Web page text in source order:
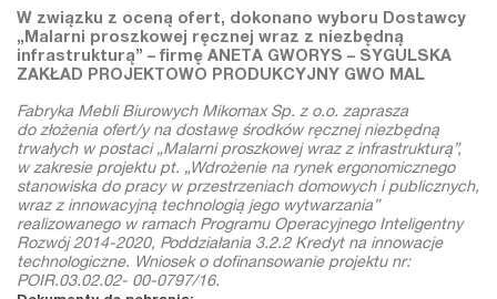
W związku z oceną ofert, dokonano wyboru Dostawcy
„Malarni proszkowej ręcznej wraz z niezbędną
infrastrukturą” – firmę ANETA GWORYS – SYGULSKA
ZAKŁAD PROJEKTOWO PRODUKCYJNY GWO MAL
Fabryka Mebli Biurowych Mikomax Sp. z o.o. zaprasza
do złożenia ofert/y na dostawę środków ręcznej niezbędną
trwałych w postaci „Malarni proszkowej wraz z infrastrukturą”,
w zakresie projektu pt. „Wdrożenie na rynek ergonomicznego
stanowiska do pracy w przestrzeniach domowych i publicznych,
wraz z innowacyjną technologią jego wytwarzania”
realizowanego w ramach Programu Operacyjnego Inteligentny
Rozwój 2014-2020, Poddziałania 3.2.2 Kredyt na innowacje
technologiczne. Wniosek o dofinansowanie projektu nr:
POIR.03.02.02- 00-0797/16.